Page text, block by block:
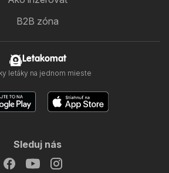
B2B zóna
Letakomat
letáky na jednom mieste
Sleduj nás